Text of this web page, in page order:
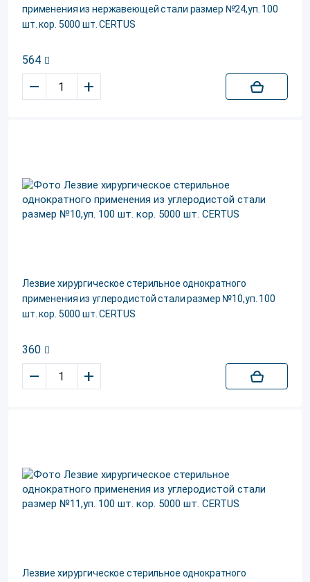
применения из нержавеющей стали размер №24,уп. 100
шт. кор. 5000 шт. CERTUS
564
– +
Лезвие хирургическое стерильное однократного
применения из углеродистой стали размер №10,уп. 100
шт. кор. 5000 шт. CERTUS
360
– +
Лезвие хирургическое стерильное однократного